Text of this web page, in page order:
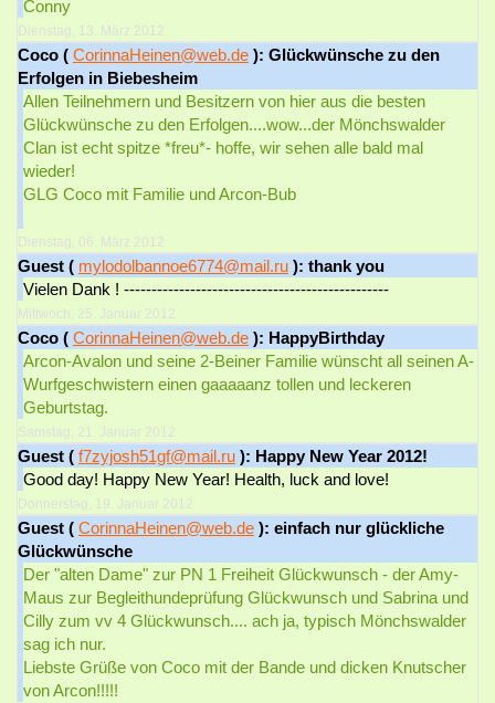
Conny
Dienstag, 13. März 2012
Coco ( CorinnaHeinen@web.de ): Glückwünsche zu den
Erfolgen in Biebesheim
Allen Teilnehmern und Besitzern von hier aus die besten
Glückwünsche zu den Erfolgen....wow...der Mönchswalder
Clan ist echt spitze *freu*- hoffe, wir sehen alle bald mal
wieder!
GLG Coco mit Familie und Arcon-Bub
Dienstag, 06. März 2012
Guest ( mylodolbannoe6774@mail.ru ): thank you
Vielen Dank ! ------------------------------------------------
Mittwoch, 25. Januar 2012
Coco ( CorinnaHeinen@web.de ): HappyBirthday
Arcon-Avalon und seine 2-Beiner Familie wünscht all seinen A-
Wurfgeschwistern einen gaaaaanz tollen und leckeren
Geburtstag.
Samstag, 21. Januar 2012
Guest ( f7zyjosh51gf@mail.ru ): Happy New Year 2012!
Good day! Happy New Year! Health, luck and love!
Donnerstag, 19. Januar 2012
Guest ( CorinnaHeinen@web.de ): einfach nur glückliche
Glückwünsche
Der "alten Dame" zur PN 1 Freiheit Glückwunsch - der Amy-
Maus zur Begleithundeprüfung Glückwunsch und Sabrina und
Cilly zum vv 4 Glückwunsch.... ach ja, typisch Mönchswalder
sag ich nur.
Liebste Grüße von Coco mit der Bande und dicken Knutscher
von Arcon!!!!!